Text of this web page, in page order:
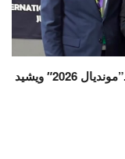
نائب مدير الـ FBI يزور مركز التعاون الأمني لـ”مونديال 2026″ ويشيد